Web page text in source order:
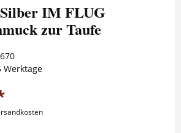
IM FLUG
zur Taufe
Werktage